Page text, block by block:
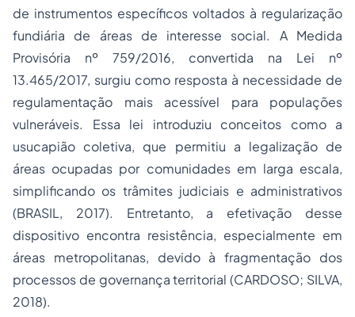
de instrumentos específicos voltados à regularização
fundiária de áreas de interesse social. A Medida
Provisória nº 759/2016, convertida na Lei nº
13.465/2017, surgiu como resposta à necessidade de
regulamentação mais acessível para populações
vulneráveis. Essa lei introduziu conceitos como a
usucapião coletiva, que permitiu a legalização de
áreas ocupadas por comunidades em larga escala,
simplificando os trâmites judiciais e administrativos
(BRASIL, 2017). Entretanto, a efetivação desse
dispositivo encontra resistência, especialmente em
áreas metropolitanas, devido à fragmentação dos
processos de governança territorial (CARDOSO; SILVA,
2018).